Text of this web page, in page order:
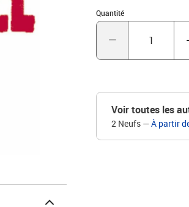
Quantité
Quantité : 1
Voir toutes les
2 Neufs —À partir